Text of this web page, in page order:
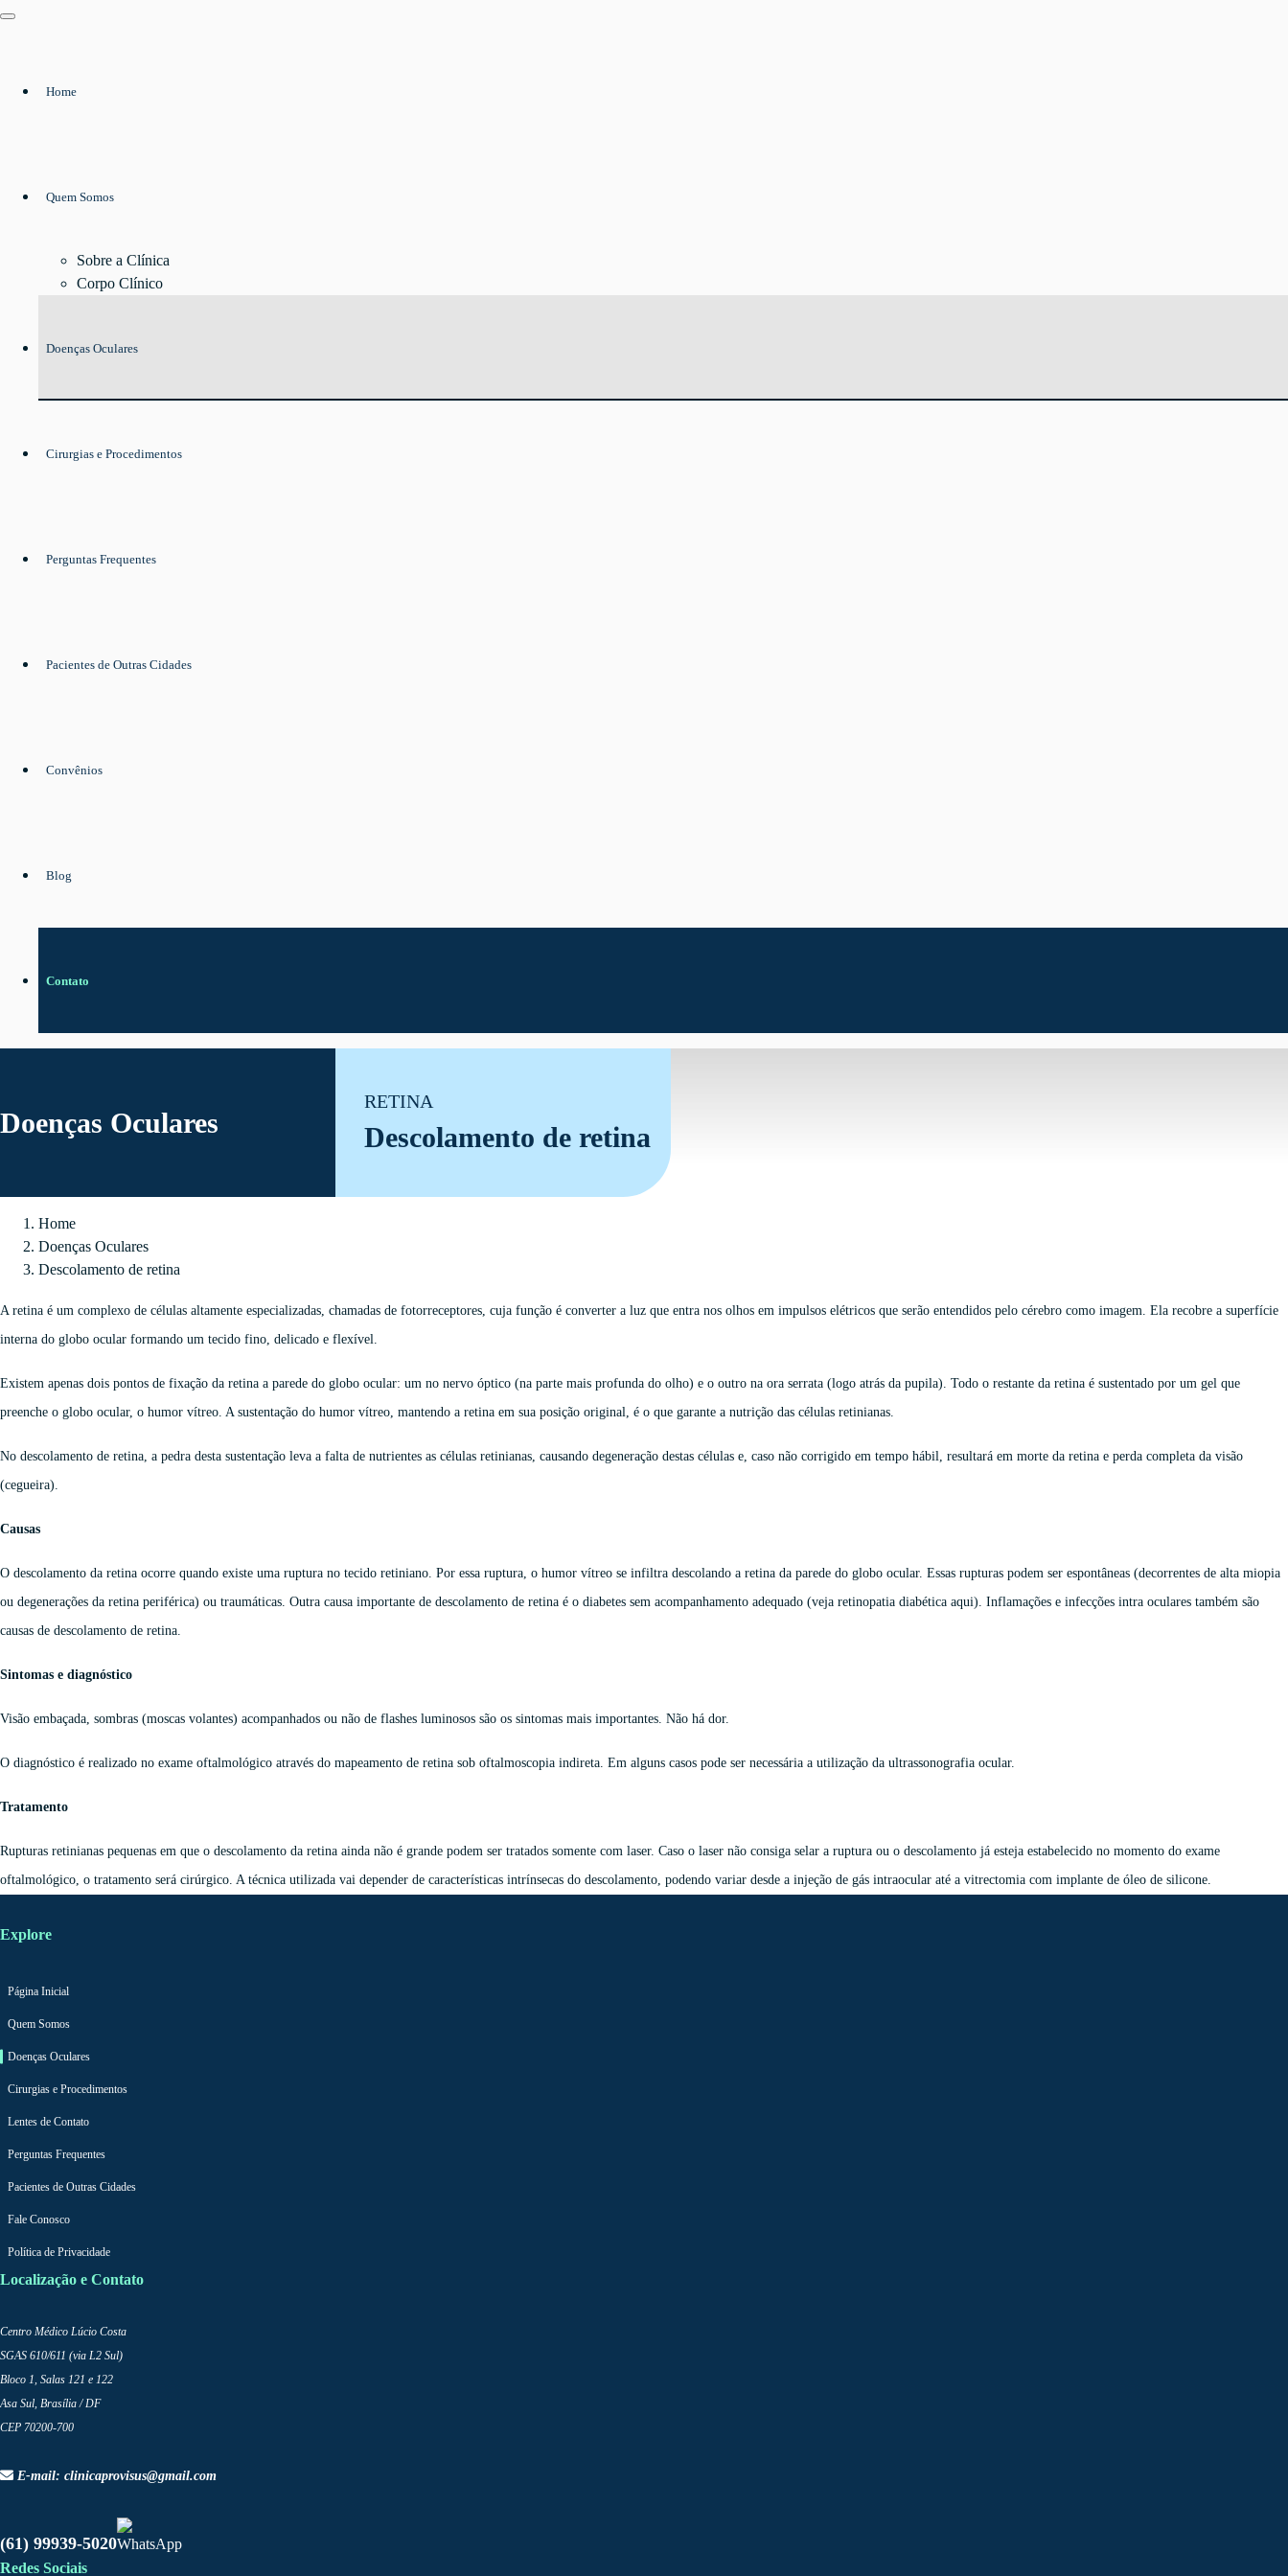
Home
Quem Somos
Sobre a Clínica
Corpo Clínico
Doenças Oculares
Cirurgias e Procedimentos
Perguntas Frequentes
Pacientes de Outras Cidades
Convênios
Blog
Contato
Doenças Oculares
RETINA
Descolamento de retina
Home
Doenças Oculares
Descolamento de retina
A retina é um complexo de células altamente especializadas, chamadas de fotorreceptores, cuja função é converter a luz que entra nos olhos em impulsos elétricos que serão entendidos pelo cérebro como imagem. Ela recobre a superfície
interna do globo ocular formando um tecido fino, delicado e flexível.
Existem apenas dois pontos de fixação da retina a parede do globo ocular: um no nervo óptico (na parte mais profunda do olho) e o outro na ora serrata (logo atrás da pupila). Todo o restante da retina é sustentado por um gel que
preenche o globo ocular, o humor vítreo. A sustentação do humor vítreo, mantendo a retina em sua posição original, é o que garante a nutrição das células retinianas.
No descolamento de retina, a pedra desta sustentação leva a falta de nutrientes as células retinianas, causando degeneração destas células e, caso não corrigido em tempo hábil, resultará em morte da retina e perda completa da visão
(cegueira).
Causas
O descolamento da retina ocorre quando existe uma ruptura no tecido retiniano. Por essa ruptura, o humor vítreo se infiltra descolando a retina da parede do globo ocular. Essas rupturas podem ser espontâneas (decorrentes de alta miopia
ou degenerações da retina periférica) ou traumáticas. Outra causa importante de descolamento de retina é o diabetes sem acompanhamento adequado (veja retinopatia diabética aqui). Inflamações e infecções intra oculares também são
causas de descolamento de retina.
Sintomas e diagnóstico
Visão embaçada, sombras (moscas volantes) acompanhados ou não de flashes luminosos são os sintomas mais importantes. Não há dor.
O diagnóstico é realizado no exame oftalmológico através do mapeamento de retina sob oftalmoscopia indireta. Em alguns casos pode ser necessária a utilização da ultrassonografia ocular.
Tratamento
Rupturas retinianas pequenas em que o descolamento da retina ainda não é grande podem ser tratados somente com laser. Caso o laser não consiga selar a ruptura ou o descolamento já esteja estabelecido no momento do exame
oftalmológico, o tratamento será cirúrgico. A técnica utilizada vai depender de características intrínsecas do descolamento, podendo variar desde a injeção de gás intraocular até a vitrectomia com implante de óleo de silicone.
Explore
Página Inicial
Quem Somos
Doenças Oculares
Cirurgias e Procedimentos
Lentes de Contato
Perguntas Frequentes
Pacientes de Outras Cidades
Fale Conosco
Política de Privacidade
Localização e Contato
Centro Médico Lúcio Costa
SGAS 610/611 (via L2 Sul)
Bloco 1, Salas 121 e 122
Asa Sul, Brasília / DF
CEP 70200-700
E-mail: clinicaprovisus@gmail.com
(61) 99939-5020
Redes Sociais